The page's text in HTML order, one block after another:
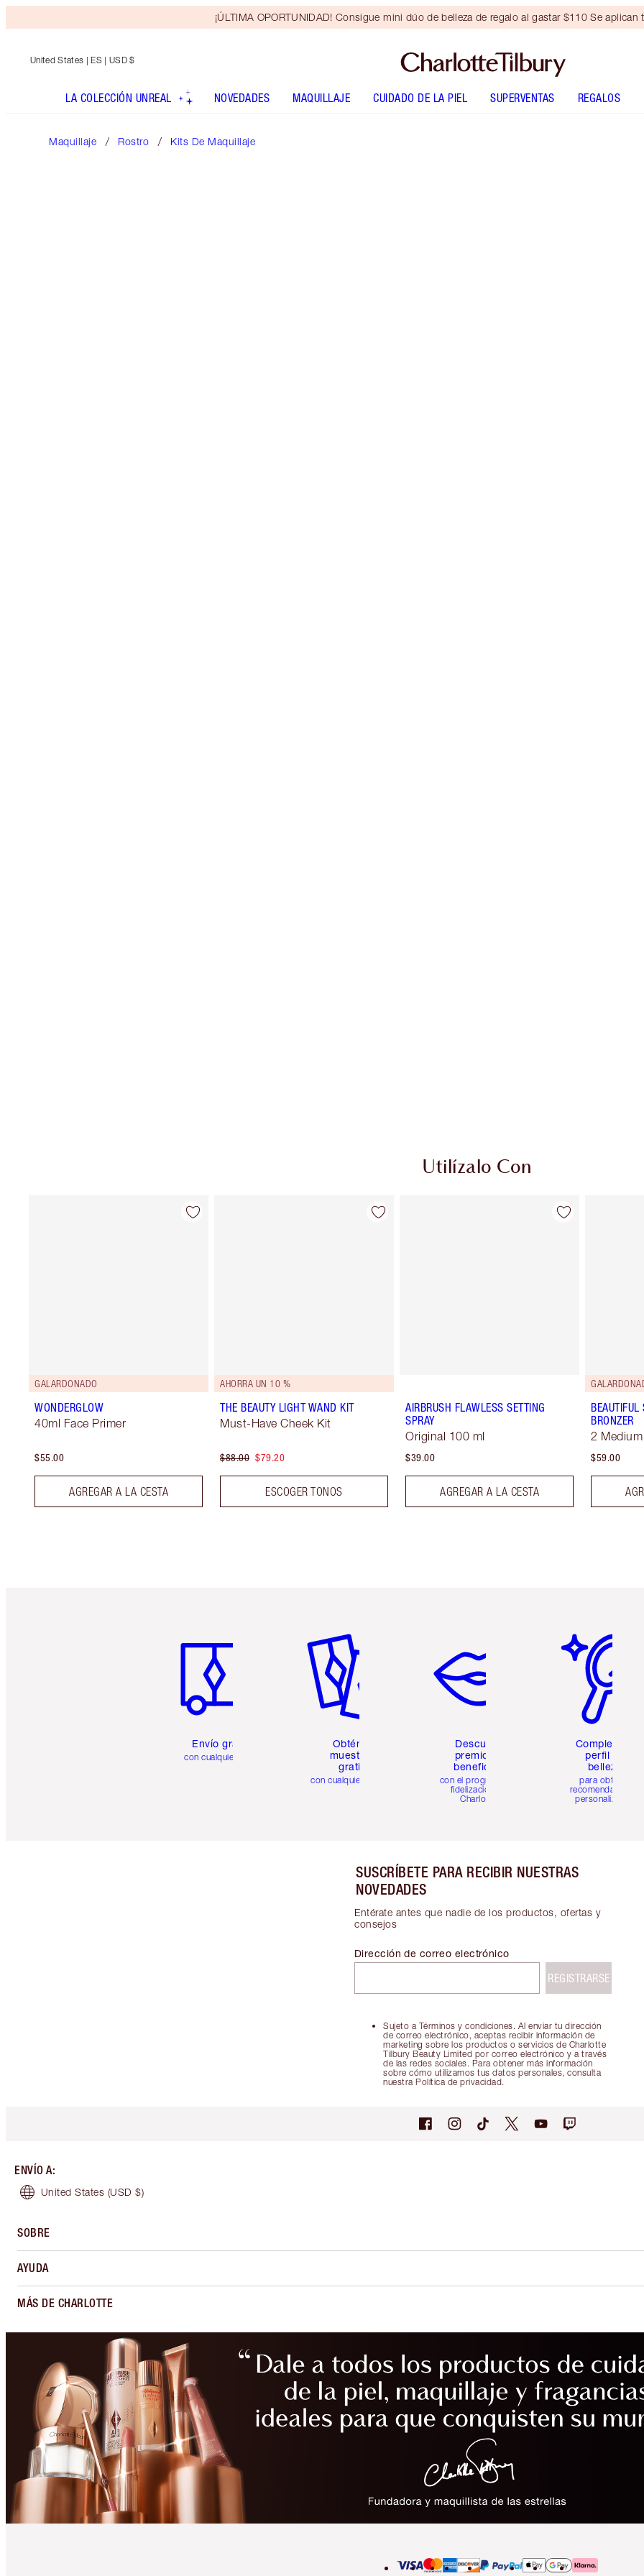
¡ÚLTIMA OPORTUNIDAD! Consigue mini dúo de belleza de regalo al gastar $110 Se
United States | ES | USD $
LA COLECCIÓN UNREAL NOVEDADES MAQUILLAJE CUIDADO DE LA PIEL SUPERVENTAS REGALOS
Maquillaje Rostro Kits De Maquillaje
Utilízalo Con
GALARDONADO
WONDERGLOW
40ml Face Primer
$55.00
AGREGAR A LA CESTA
AHORRA UN 10 %
THE BEAUTY LIGHT WAND KIT
Must-Have Cheek Kit
$88.00 $79.20
ESCOGER TONOS
AIRBRUSH FLAWLESS SETTING
SPRAY
Original 100 ml
$39.00
AGREGAR A LA CESTA
BRONZER
2 Medium
$59.00
Envío gratuito
con cualquier pedido
Obtén 2
muestras
gratis
con cualquier pedido
Descubre
premios y
beneficios
con el programa de
fidelización de
Charlotte
Completa tu
perfil de
belleza
para obtener
recomendaciones
personalizadas
SUSCRÍBETE PARA RECIBIR NUESTRAS
NOVEDADES
Entérate antes que nadie de los productos, ofertas y
consejos
Sujeto a Términos y condiciones. Al enviar tu dirección
de correo electrónico, aceptas recibir información de
marketing sobre los productos o servicios de Charlotte
Tilbury Beauty Limited por correo electrónico y a través
de las redes sociales. Para obtener más información
sobre cómo utilizamos tus datos personales, consulta
nuestra Política de privacidad.
Dirección de correo electrónico
REGISTRARSE
ENVÍO A:
United States (USD $)
SOBRE
AYUDA
MÁS DE CHARLOTTE